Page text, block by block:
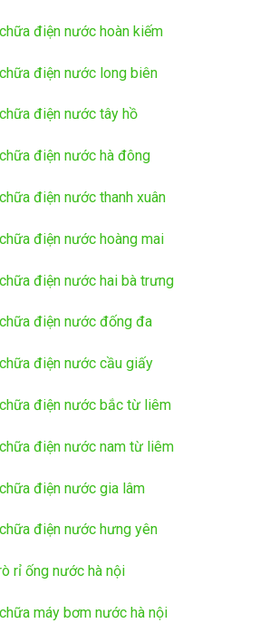
điện nước hoàn kiếm
điện nước long biên
điện nước tây hồ
điện nước hà đông
điện nước thanh xuân
điện nước hoàng mai
điện nước hai bà trưng
điện nước đống đa
điện nước cầu giấy
điện nước bắc từ liêm
điện nước nam từ liêm
điện nước gia lâm
điện nước hưng yên
rỉ ống nước hà nội
máy bơm nước hà nội